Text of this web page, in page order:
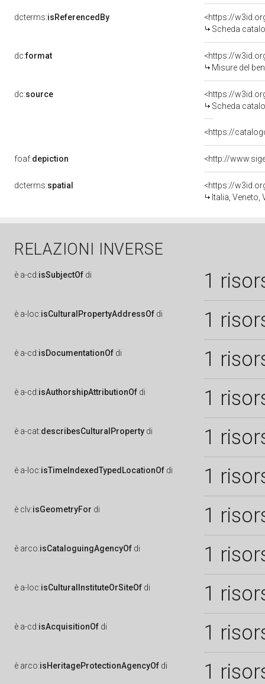
dcterms:isReferencedBy
<https://
Scheda
dc:format
<https://
Misure del
dc:source
<https://
Scheda
<https://
foaf:depiction
dcterms:spatial
<https://
Italia, Veneto,
RELAZIONI INVERSE
è a-cd:isSubjectOf di 1
è a-loc:isCulturalPropertyAddressOf di 1
è a-cd:isDocumentationOf di 1
è a-cd:isAuthorshipAttributionOf di 1
è a-cat:describesCulturalProperty di 1
è a-loc:isTimeIndexedTypedLocationOf di 1
è clv:isGeometryFor di 1
è arco:isCataloguingAgencyOf di 1
è a-loc:isCulturalInstituteOrSiteOf di 1
è a-cd:isAcquisitionOf di 1
è arco:isHeritageProtectionAgencyOf di 1